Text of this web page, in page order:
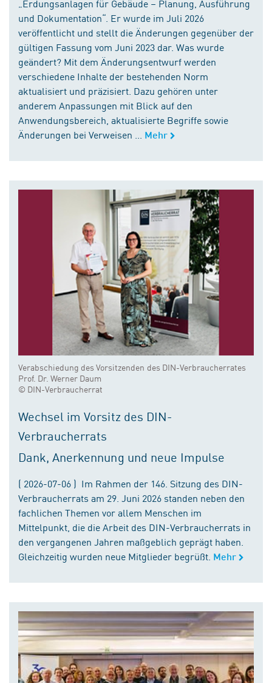
„Erdungsanlagen für Gebäude – Planung, Ausführung
und Dokumentation“. Er wurde im Juli 2026
veröffentlicht und stellt die Änderungen gegenüber der
gültigen Fassung vom Juni 2023 dar. Was wurde
geändert? Mit dem Änderungsentwurf werden
verschiedene Inhalte der bestehenden Norm
aktualisiert und präzisiert. Dazu gehören unter
anderem Anpassungen mit Blick auf den
Anwendungsbereich, aktualisierte Begriffe sowie
Änderungen bei Verweisen ...
Mehr
Verabschiedung des Vorsitzenden des DIN-Verbraucherrates
Prof. Dr. Werner Daum
© DIN-Verbraucherrat
Wechsel im Vorsitz des DIN-
Verbraucherrats
Dank, Anerkennung und neue Impulse
( 2026-07-06 ) Im Rahmen der 146. Sitzung des DIN-
Verbraucherrats am 29. Juni 2026 standen neben den
fachlichen Themen vor allem Menschen im
Mittelpunkt, die die Arbeit des DIN-Verbraucherrats in
den vergangenen Jahren maßgeblich geprägt haben.
Gleichzeitig wurden neue Mitglieder begrüßt. Mehr